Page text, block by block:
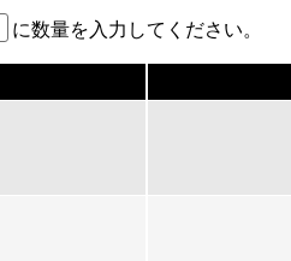
に数量を入力してください。